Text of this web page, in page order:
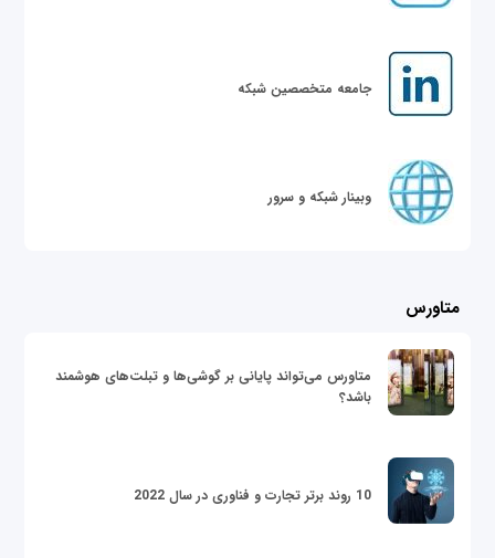
جامعه متخصصین شبکه
وبینار شبکه و سرور
متاورس
متاورس می‌تواند پایانی بر گوشی‌ها و تبلت‌های هوشمند
باشد؟
10 روند برتر تجارت و فناوری در سال 2022